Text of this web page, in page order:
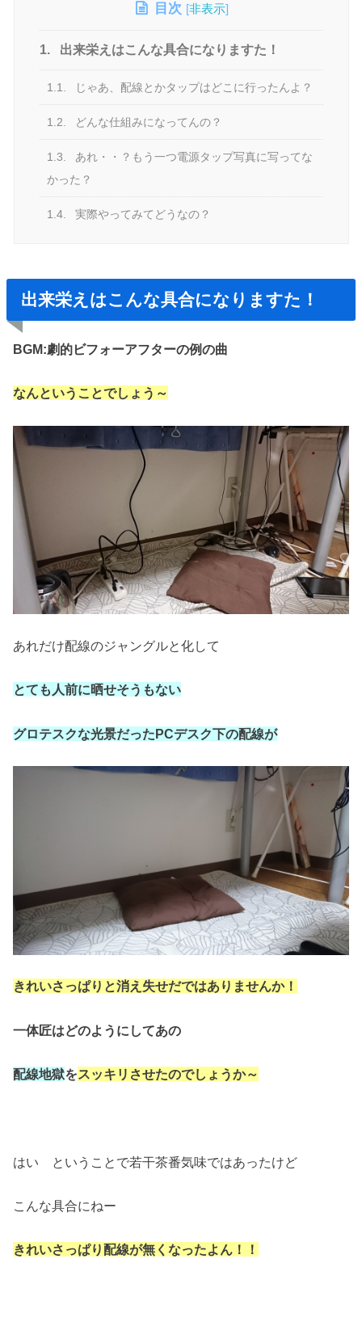
目次 [非表示]
1. 出来栄えはこんな具合になりますた！
1.1. じゃあ、配線とかタップはどこに行ったんよ？
1.2. どんな仕組みになってんの？
1.3.
あれ・・？もう一つ電源タップ写真に写ってな
かった？
1.4. 実際やってみてどうなの？
出来栄えはこんな具合になりますた！
BGM:劇的ビフォーアフターの例の曲
なんということでしょう～
あれだけ配線のジャングルと化して
とても人前に晒せそうもない
グロテスクな光景だったPCデスク下の配線が
きれいさっぱりと消え失せだではありませんか！
一体匠はどのようにしてあの
配線地獄をスッキリさせたのでしょうか～
はい ということで若干茶番気味ではあったけど
こんな具合にねー
きれいさっぱり配線が無くなったよん！！